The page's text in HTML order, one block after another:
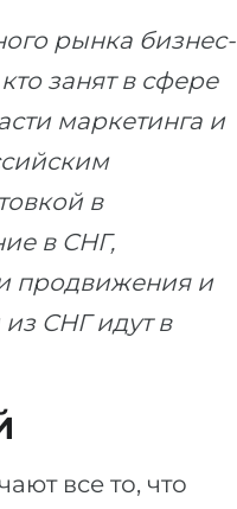
рынка бизнес-
занят в сфере
маркетинга и
в
в СНГ,
продвижения и
СНГ идут в
все то, что